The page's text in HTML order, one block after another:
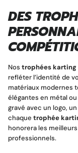
DES
Nos trophées karting
refléter l’identité de
matériaux modernes
élégantes en métal
gravé avec un logo,
chaque trophée
honorera les
professionnels.